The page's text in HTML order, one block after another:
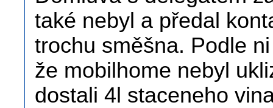
také nebyl a předal
trochu směšna. Podle
že mobilhome nebyl
dostali 4l staceneho